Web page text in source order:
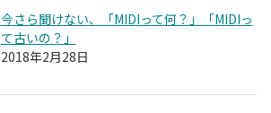
今さら聞けない、「MIDIって何？」「MIDIっ
て古いの？」
2018年2月28日